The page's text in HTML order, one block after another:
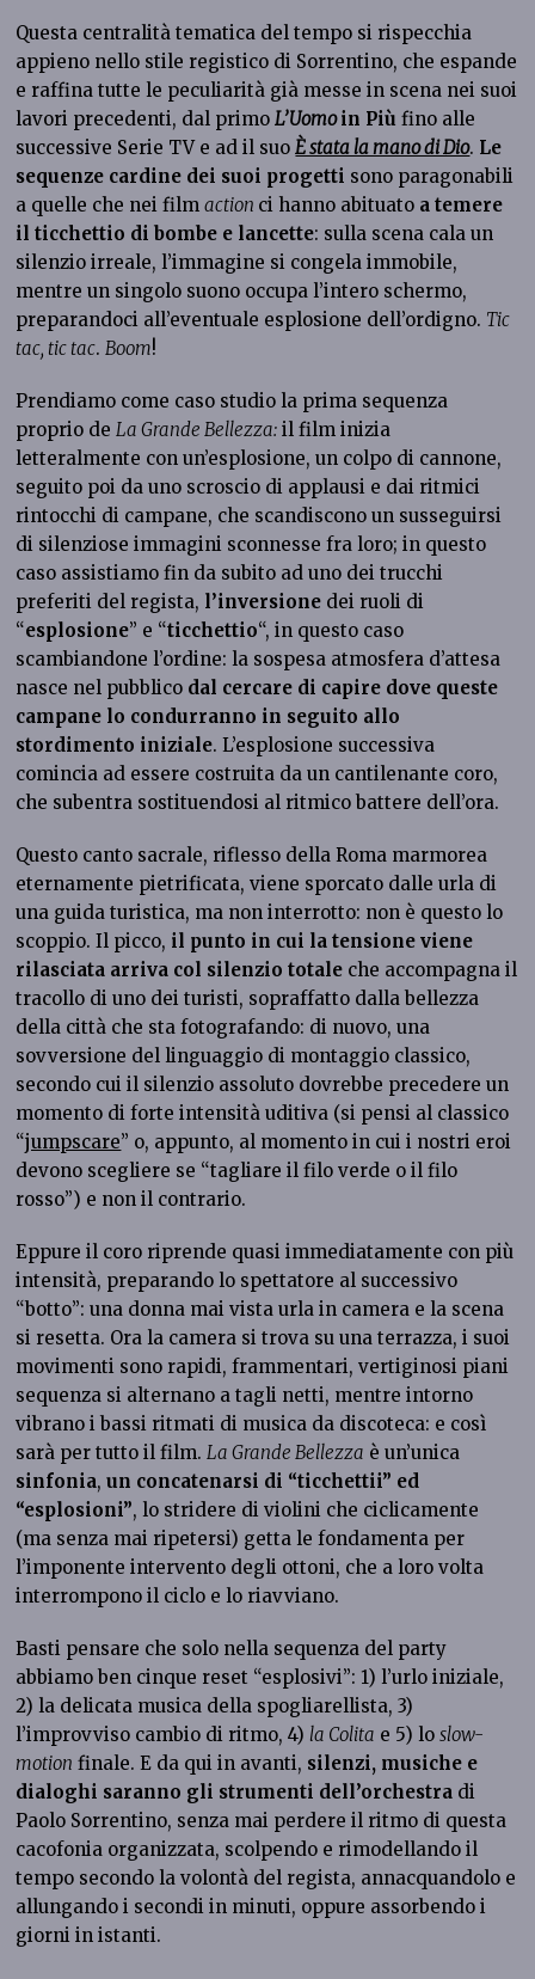
Questa centralità tematica del tempo si rispecchia
appieno nello stile registico di Sorrentino, che espande
e raffina tutte le peculiarità già messe in scena nei suoi
lavori precedenti, dal primoL’Uomoin Più fino alle
successive Serie TV e ad il suoÈ stata la mano di Dio. Le
sequenze cardine dei suoi progetti sono paragonabili
a quelle che nei filmaction ci hanno abituato a temere
il ticchettio di bombe e lancette: sulla scena cala un
silenzio irreale, l’immagine si congela immobile,
mentre un singolo suono occupa l’intero schermo,
preparandoci all’eventuale esplosione dell’ordigno. Tic
tac, tic tac.Boom!
Prendiamo come caso studio la prima sequenza
proprio deLa Grande Bellezza: il film inizia
letteralmente con un’esplosione, un colpo di cannone,
seguito poi da uno scroscio di applausi e dai ritmici
rintocchi di campane, che scandiscono un susseguirsi
di silenziose immagini sconnesse fra loro; in questo
caso assistiamo fin da subito ad uno dei trucchi
preferiti del regista, l’inversione dei ruoli di
“esplosione” e “ticchettio“, in questo caso
scambiandone l’ordine: la sospesa atmosfera d’attesa
nasce nel pubblico dal cercare di capire dove queste
campane lo condurranno in seguito allo
stordimento iniziale. L’esplosione successiva
comincia ad essere costruita da un cantilenante coro,
che subentra sostituendosi al ritmico battere dell’ora.
Questo canto sacrale, riflesso della Roma marmorea
eternamente pietrificata, viene sporcato dalle urla di
una guida turistica, ma non interrotto: non è questo lo
scoppio. Il picco, il punto in cui la tensione viene
rilasciata arriva col silenzio totale che accompagna il
tracollo di uno dei turisti, sopraffatto dalla bellezza
della città che sta fotografando: di nuovo, una
sovversione del linguaggio di montaggio classico,
secondo cui il silenzio assoluto dovrebbe precedere un
momento di forte intensità uditiva (si pensi al classico
“jumpscare” o, appunto, al momento in cui i nostri eroi
devono scegliere se “tagliare il filo verde o il filo
rosso”) e non il contrario.
Eppure il coro riprende quasi immediatamente con più
intensità, preparando lo spettatore al successivo
“botto”: una donna mai vista urla in camera e la scena
si resetta. Ora la camera si trova su una terrazza, i suoi
movimenti sono rapidi, frammentari, vertiginosi piani
sequenza si alternano a tagli netti, mentre intorno
vibrano i bassi ritmati di musica da discoteca: e così
sarà per tutto il film.La Grande Bellezza è un’unica
sinfonia,un concatenarsi di “ticchettii” ed
“esplosioni”, lo stridere di violini che ciclicamente
(ma senza mai ripetersi) getta le fondamenta per
l’imponente intervento degli ottoni, che a loro volta
interrompono il ciclo e lo riavviano.
Basti pensare che solo nella sequenza del party
abbiamo ben cinque reset “esplosivi”: 1) l’urlo iniziale,
2) la delicata musica della spogliarellista, 3)
l’improvviso cambio di ritmo, 4) la Colita e 5) loslow-
motion finale. E da qui in avanti, silenzi, musiche e
dialoghi saranno gli strumenti dell’orchestra di
Paolo Sorrentino, senza mai perdere il ritmo di questa
cacofonia organizzata, scolpendo e rimodellando il
tempo secondo la volontà del regista, annacquandolo e
allungando i secondi in minuti, oppure assorbendo i
giorni in istanti.